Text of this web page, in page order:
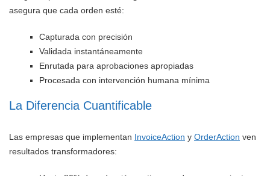
asegura que cada orden esté:
Capturada con precisión
Validada instantáneamente
Enrutada para aprobaciones apropiadas
Procesada con intervención humana mínima
La Diferencia Cuantificable
Las empresas que implementan InvoiceAction y OrderAction ven
resultados transformadores: